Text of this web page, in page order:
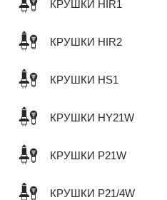
КРУШКИ HIR1
КРУШКИ HIR2
КРУШКИ HS1
КРУШКИ HY21W
КРУШКИ P21W
КРУШКИ P21/4W